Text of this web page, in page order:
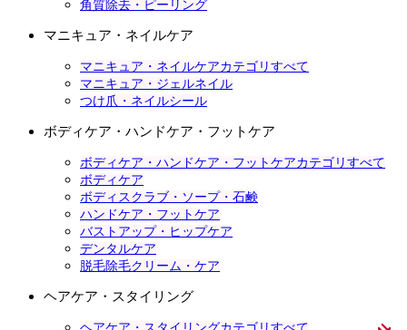
角質除去・ピーリング
マニキュア・ネイルケア
マニキュア・ネイルケアカテゴリすべて
マニキュア・ジェルネイル
つけ爪・ネイルシール
ボディケア・ハンドケア・フットケア
ボディケア・ハンドケア・フットケアカテゴリすべて
ボディケア
ボディスクラブ・ソープ・石鹸
ハンドケア・フットケア
バストアップ・ヒップケア
デンタルケア
脱毛除毛クリーム・ケア
ヘアケア・スタイリング